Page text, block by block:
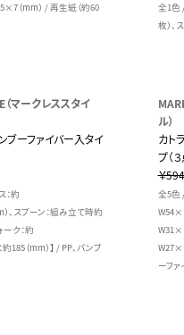
（mm） / 再生紙（約60
全1色
枚）
マークレススタイ
ブーファイバー入タイ
：約
、スプーン：組み立て時約
ーク：約
185（mm）】 / PP、バンブ
ル）
カト
プ（３
￥594
全5色 /
ーフ